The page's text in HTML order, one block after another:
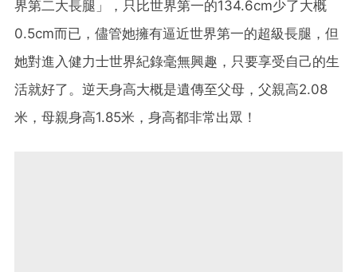
界第二大長腿」，只比世界第一的134.6cm少了大概
0.5cm而已，儘管她擁有逼近世界第一的超級長腿，但
她對進入健力士世界紀錄毫無興趣，只要享受自己的生
活就好了。逆天身高大概是遺傳至父母，父親高2.08
米，母親身高1.85米，身高都非常出眾！